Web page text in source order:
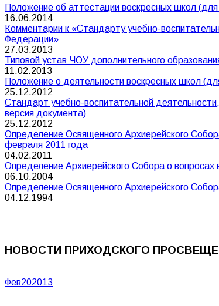
Положение об аттестации воскресных школ
16.06.2014
Комментарии к «Стандарту учебно-
Федерации»
27.03.2013
Типовой устав ЧОУ дополнительного
11.02.2013
Положение о деятельности воскресных школ
25.12.2012
Стандарт учебно-воспитательной
версия документа)
25.12.2012
Определение Освященного Архиерейского
февраля 2011 года
04.02.2011
Определение Архиерейского Собора о вопросах
06.10.2004
Определение Освященного Архиерейского
04.12.1994
НОВОСТИ ПРИХОДСКОГО
Фев202013